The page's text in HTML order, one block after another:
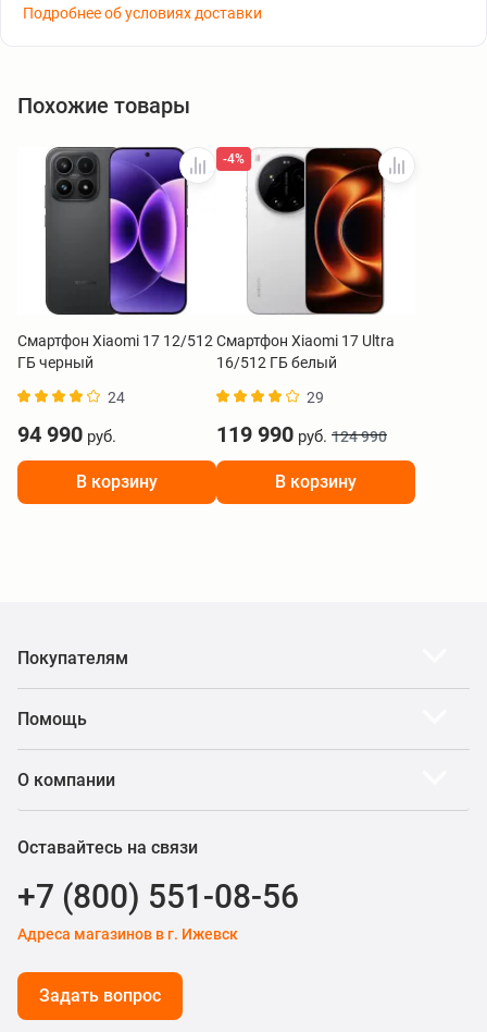
Подробнее об условиях доставки
Похожие товары
Смартфон Xiaomi 17 12/512
ГБ черный
24
94 990 руб.
В корзину
-4%
Смартфон Xiaomi 17 Ultra
16/512 ГБ белый
29
119 990 руб. 124 990
В корзину
Покупателям
Помощь
О компании
Оставайтесь на связи
+7 (800) 551-08-56
Адреса магазинов в г. Ижевск
Задать вопрос